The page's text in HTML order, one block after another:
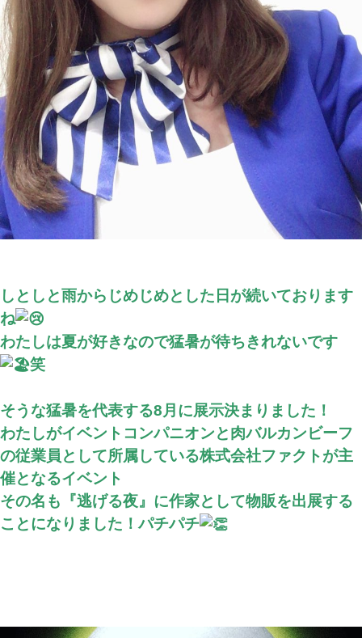
しとしと雨からじめじめとした日が続いております
ね
わたしは夏が好きなので猛暑が待ちきれないです
笑
そうな猛暑を代表する8月に展示決まりました！
わたしがイベントコンパニオンと肉バルカンビーフ
の従業員として所属している株式会社ファクトが主
催となるイベント
その名も『逃げる夜』 に作家として物販を出展する
ことになりました！パチパチ